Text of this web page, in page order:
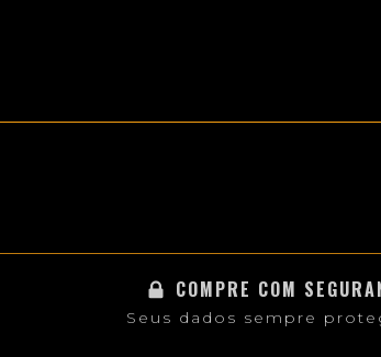
COMPRE COM
Seus dados sempre